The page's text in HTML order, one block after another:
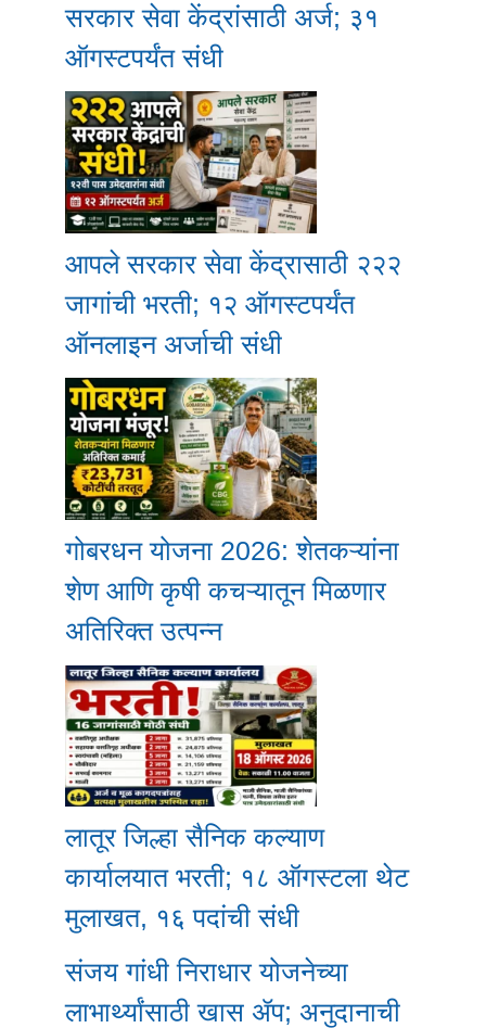
सरकार सेवा केंद्रांसाठी अर्ज; ३१
ऑगस्टपर्यंत संधी
आपले सरकार सेवा केंद्रासाठी २२२
जागांची भरती; १२ ऑगस्टपर्यंत
ऑनलाइन अर्जाची संधी
गोबरधन योजना 2026: शेतकऱ्यांना
शेण आणि कृषी कचऱ्यातून मिळणार
अतिरिक्त उत्पन्न
लातूर जिल्हा सैनिक कल्याण
कार्यालयात भरती; १८ ऑगस्टला थेट
मुलाखत, १६ पदांची संधी
संजय गांधी निराधार योजनेच्या
लाभार्थ्यांसाठी खास ॲप; अनुदानाची